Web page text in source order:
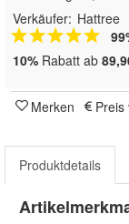
Verkäufer: Hattree
10% Rabatt ab
Merken Preis
Produktdetails